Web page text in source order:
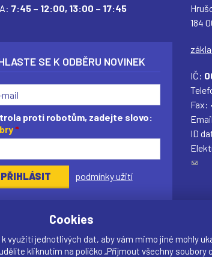
7:45 – 12:00, 13:00 – 17:45
SE K ODBĚRU NOVINEK
proti robotům, zadejte slovo:
*
podmínky užití
184
IČ:
Fax:
ID
(
z
o
Cookies
k využití jednotlivých dat, aby vám mimo jiné mohly
kliknutím na políčko „Přijmout všechny soubory